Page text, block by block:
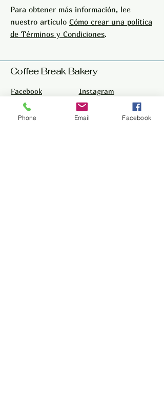
Para obtener más información, lee
nuestro artículo Cómo crear una política
de Términos y Condiciones.
Coffee Break Bakery
Facebook Instagram
Phone Email Facebook